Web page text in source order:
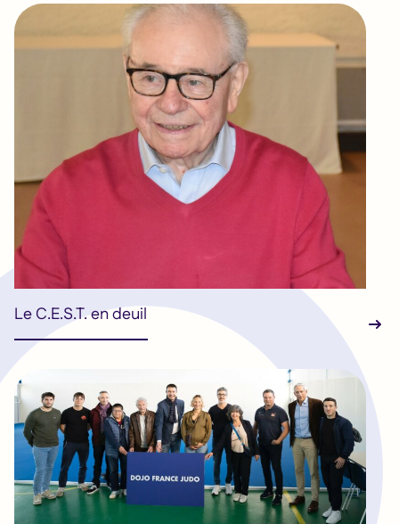
Le C.E.S.T. en deuil